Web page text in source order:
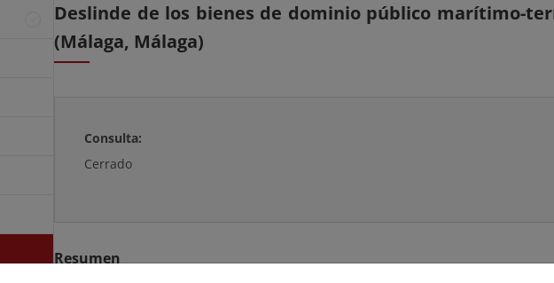
Deslinde de los bienes de dominio público marítimo-
(Málaga, Málaga)
Consulta:
Cerrado
Resumen